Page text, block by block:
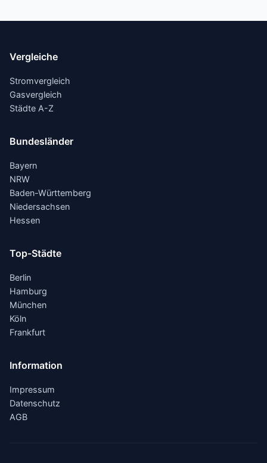
Vergleiche
Stromvergleich
Gasvergleich
Städte A-Z
Bundesländer
Bayern
NRW
Baden-Württemberg
Niedersachsen
Hessen
Top-Städte
Berlin
Hamburg
München
Köln
Frankfurt
Information
Impressum
Datenschutz
AGB